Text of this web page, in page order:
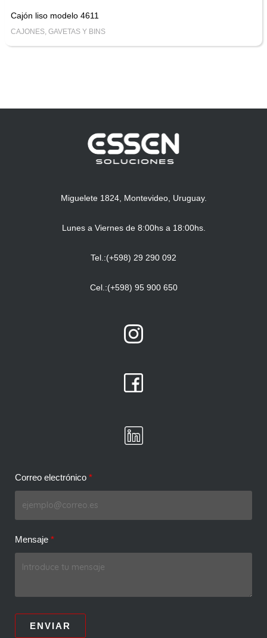
Cajón liso modelo 4611
CAJONES, GAVETAS Y BINS
Miguelete 1824, Montevideo, Uruguay.
Lunes a Viernes de 8:00hs a 18:00hs.
Tel.:(+598) 29 290 092
Cel.:(+598) 95 900 650
Correo electrónico
Mensaje
ENVIAR